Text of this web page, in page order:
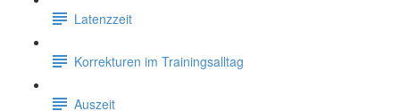
Latenzzeit
Korrekturen im Trainingsalltag
Auszeit